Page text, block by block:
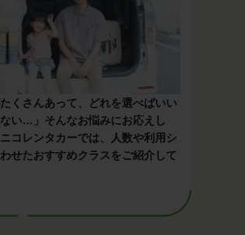
たくさんあって、どれを選べばいい
い…」そんなお悩みにお応えし
コレンタカーでは、人数や利用シ
せたおすすめクラスをご紹介して